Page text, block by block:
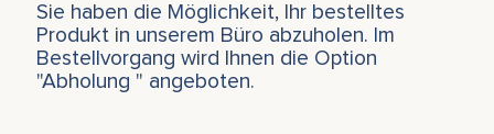
Sie haben die Möglichkeit, Ihr bestelltes
Produkt in unserem Büro abzuholen. Im
Bestellvorgang wird Ihnen die Option
"Abholung " angeboten.